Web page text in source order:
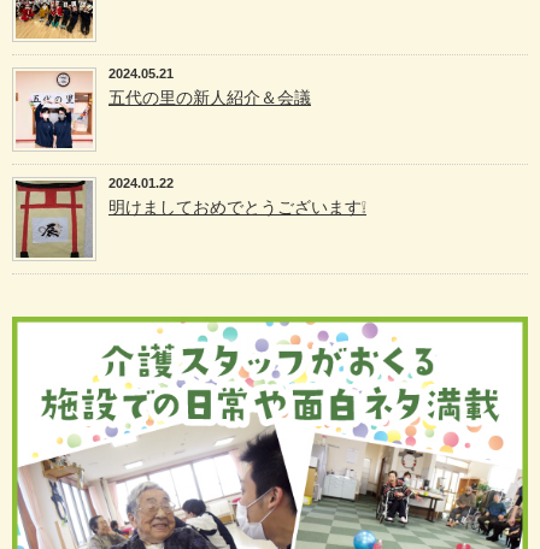
2024.05.21
五代の里の新人紹介＆会議
2024.01.22
明けましておめでとうございます❕